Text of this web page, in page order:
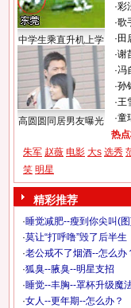
中学生乘直升机上学
高圆圆同居男友曝光
·彩
·歌
· 田
·谢
·冯
·孙
·王
·童
热点
朱军 赵薇 电影 大s 选秀
笑 明星
精彩推荐
·睡觉减肥--瘦到你尖叫(
·莫让“打呼噜”毁了后半生
·老公戒不了烟酒--怎么办
·狐臭--腋臭--明星支招
·睡觉--丰胸--罩杯升级魔
·女人--更年期--怎么办？